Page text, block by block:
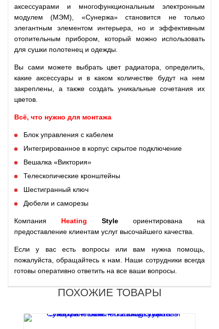
аксессуарами и многофункциональным электронным
модулем (МЭМ), «Сунержа» становится не только
элегантным элементом интерьера, но и эффективным
отопительным прибором, который можно использовать
для сушки полотенец и одежды.
Вы сами можете выбрать цвет радиатора, определить,
какие аксессуары и в каком количестве будут на нем
закреплены, а также создать уникальные сочетания их
цветов.
Всё, что нужно для монтажа
Блок управления с кабелем
Интегрированное в корпус скрытое подключение
Вешалка «Виктория»
Телескопические кронштейны
Шестигранный ключ
Дюбели и саморезы
Компания Heating Style ориентирована на
предоставление клиентам услуг высочайшего качества.
Если у вас есть вопросы или вам нужна помощь,
пожалуйста, обращайтесь к нам. Наши сотрудники всегда
готовы оперативно ответить на все ваши вопросы.
ПОХОЖИЕ ТОВАРЫ